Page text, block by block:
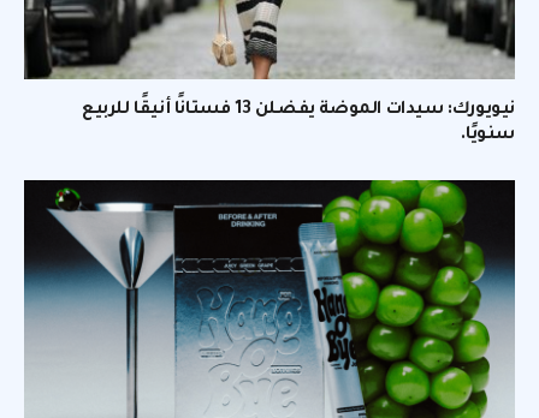
نيويورك: سيدات الموضة يفضلن 13 فستانًا أنيقًا للربيع
سنويًا.